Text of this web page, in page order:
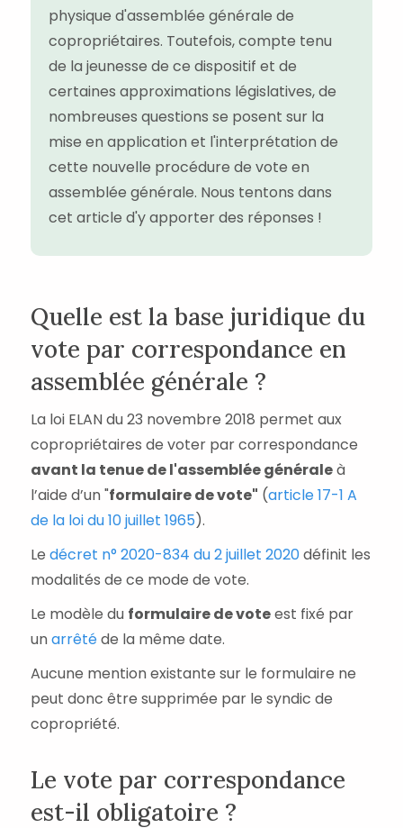
physique d'assemblée générale de
copropriétaires. Toutefois, compte tenu
de la jeunesse de ce dispositif et de
certaines approximations législatives, de
nombreuses questions se posent sur la
mise en application et l'interprétation de
cette nouvelle procédure de vote en
assemblée générale. Nous tentons dans
cet article d'y apporter des réponses !
Quelle est la base juridique du
vote par correspondance en
assemblée générale ?
La loi ELAN du 23 novembre 2018 permet aux
copropriétaires de voter par correspondance
avant la tenue de l'assemblée généraleà
l’aide d’un "formulaire de vote" (article 17-1 A
de la loi du 10 juillet 1965).
Le décret n° 2020-834 du 2 juillet 2020définit les
modalités de ce mode de vote.
Le modèle du formulaire de voteest fixé par
unarrêtéde la même date.
Aucune mention existante sur le formulaire ne
peut donc être supprimée par le syndic de
copropriété.
Le vote par correspondance
est-il obligatoire ?